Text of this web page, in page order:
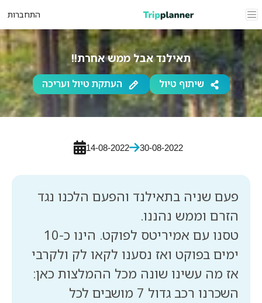
התחברות
תאילנד אבל ממש אחרת!!
העתקת טיול ועריכה שיתוף טיול
14-08-2022 30-08-2022
פעם שניה בתאילנד והפעם הלכנו נגד
טסנו עם אמיריטס לפוקט. הינו כ-10
השכרנו רכב גדול 7 מושבים לכל